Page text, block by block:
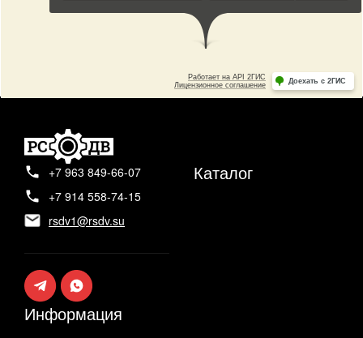
+7 963 849-66-07
+7 914 558-74-15
rsdv1@rsdv.su
Каталог
Информация